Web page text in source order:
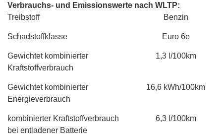
Verbrauchs- und Emissionswerte nach WLTP:
Treibstoff
Benzin
Schadstoffklasse Euro 6e
Gewichtet kombinierter
Kraftstoffverbrauch
1,3 l/100km
Gewichtet kombinierter
Energieverbrauch
16,6 kWh/100km
kombinierter Kraftstoffverbrauch
bei entladener Batterie
6,3 l/100km